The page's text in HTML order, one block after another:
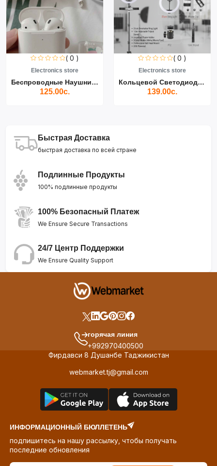
( 0 )
Electronics store
Беспроводные Наушники Air...
125.00с.
( 0 )
Electronics store
Кольцевой Светодиодный Св...
139.00с.
Быстрая Доставка
быстрая доставка по всей стране
Подлинные Продукты
100% подлинные продукты
100% Безопасный Платеж
We Ensure Secure Transactions
24/7 Центр Поддержки
We Ensure Quality Support
горячая линия
+992970400500
Фирдавси 8 Душанбе Таджикистан
webmarket.tj@gmail.com
ИНФОРМАЦИОННЫЙ БЮЛЛЕТЕНЬ
подпишитесь на нашу рассылку, чтобы получать
последние обновления